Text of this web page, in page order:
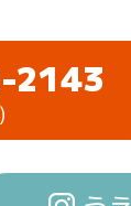
2143